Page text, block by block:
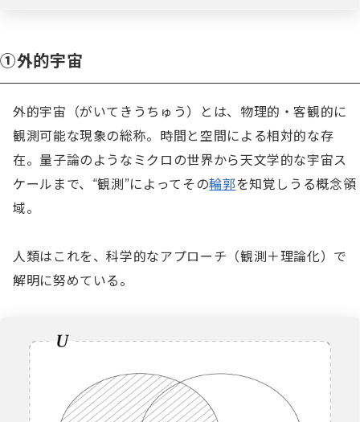
①外的宇宙
外的宇宙（がいてきうちゅう）とは、物理的・客観的に
観測可能な現象の総称。時間と空間による相対的な存
在。量子論のようなミクロの世界から天文学的な宇宙ス
ケールまで、“観測”によってその輪郭を知覚しうる概念領
域。
人類はこれを、科学的なアプローチ（観測＋理論化）で
解明に努めている。